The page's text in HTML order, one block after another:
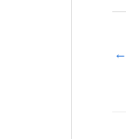
←